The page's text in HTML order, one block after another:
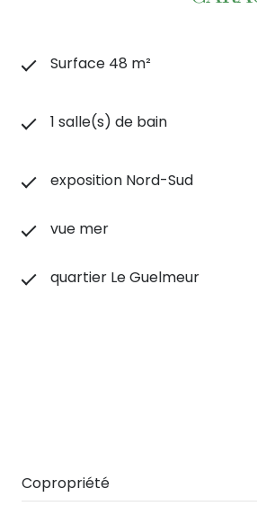
Surface 48 m²
1 salle(s) de bain
exposition Nord-Sud
vue mer
quartier Le Guelmeur
Copropriété